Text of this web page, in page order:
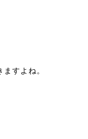
すよね。